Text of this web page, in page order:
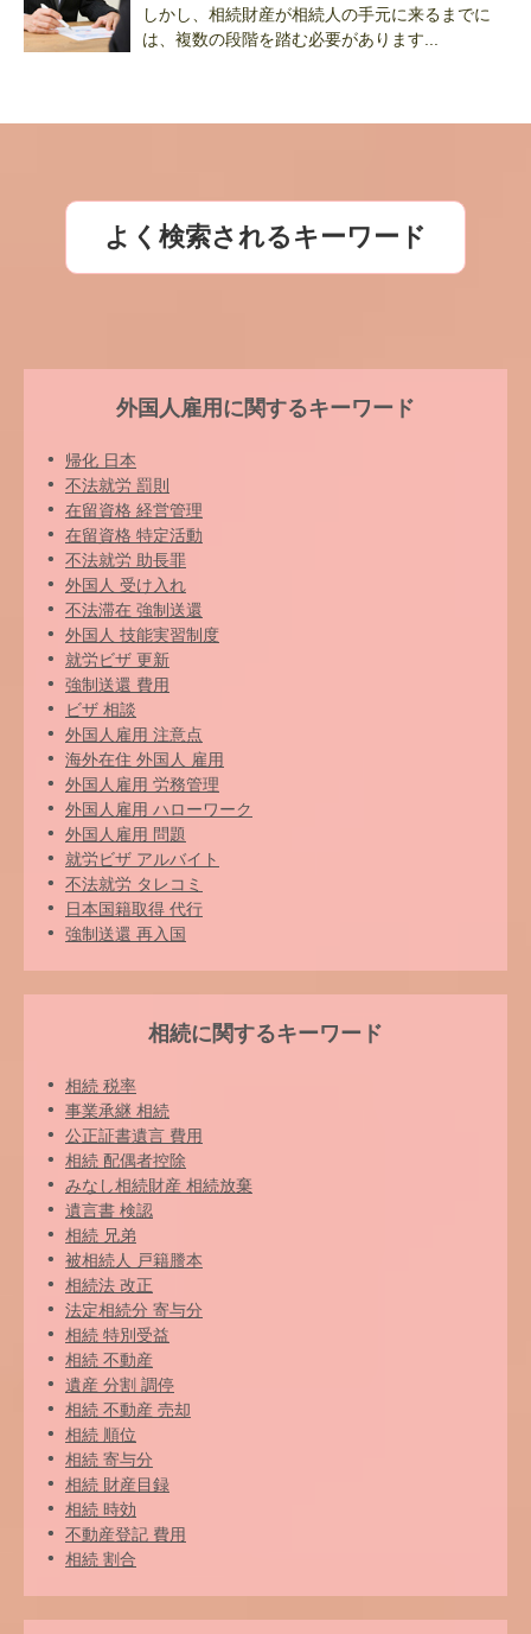
しかし、相続財産が相続人の手元に来るまでに
は、複数の段階を踏む必要があります...
よく検索されるキーワード
外国人雇用に関するキーワード
帰化 日本
不法就労 罰則
在留資格 経営管理
在留資格 特定活動
不法就労 助長罪
外国人 受け入れ
不法滞在 強制送還
外国人 技能実習制度
就労ビザ 更新
強制送還 費用
ビザ 相談
外国人雇用 注意点
海外在住 外国人 雇用
外国人雇用 労務管理
外国人雇用 ハローワーク
外国人雇用 問題
就労ビザ アルバイト
不法就労 タレコミ
日本国籍取得 代行
強制送還 再入国
相続に関するキーワード
相続 税率
事業承継 相続
公正証書遺言 費用
相続 配偶者控除
みなし相続財産 相続放棄
遺言書 検認
相続 兄弟
被相続人 戸籍謄本
相続法 改正
法定相続分 寄与分
相続 特別受益
相続 不動産
遺産 分割 調停
相続 不動産 売却
相続 順位
相続 寄与分
相続 財産目録
相続 時効
不動産登記 費用
相続 割合